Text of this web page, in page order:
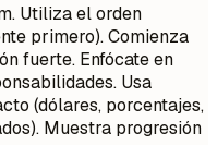
Utiliza el orden
primero). Comienza
fuerte. Enfócate en
Usa
(dólares, porcentajes,
Muestra progresión